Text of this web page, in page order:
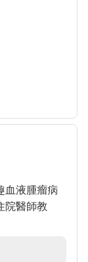
血液腫瘤病
院醫師教